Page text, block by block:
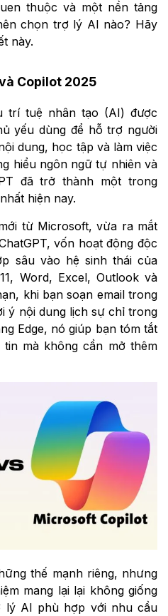
thuộc và một nền tảng
chọn trợ lý AI nào? Hãy
này.
Copilot 2025
trí tuệ nhân tạo (AI) được
yếu dùng để hỗ trợ người
dung, học tập và làm việc
hiểu ngôn ngữ tự nhiên và
đã trở thành một trong
hiện nay.
từ Microsoft, vừa ra mắt
vốn hoạt động độc
sâu vào hệ sinh thái của
Word, Excel, Outlook và
khi bạn soạn email trong
ý nội dung lịch sự chỉ trong
Edge, nó giúp bạn tóm tắt
mà không cần mở thêm
thế mạnh riêng, nhưng
mang lại lại không giống
lý AI phù hợp với nhu cầu